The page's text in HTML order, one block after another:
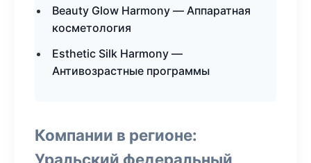
Beauty Glow Harmony — Аппаратная
косметология
Esthetic Silk Harmony —
Антивозрастные программы
Компании в регионе:
Уральский федеральный